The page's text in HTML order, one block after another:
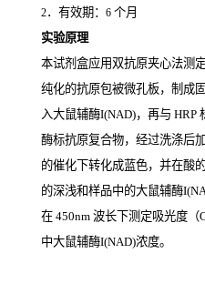
2．有效期： 6 个月
实验原理
本试剂盒应用双抗原夹心法测
纯化的抗原包被微孔板，制成
入大鼠辅酶I(NAD)，再与 HRP
酶标抗原复合物，经过洗涤后
的催化下转化成蓝色，并在酸
的深浅和样品中的大鼠辅酶
在 450nm 波长下测定吸光度（
中大鼠辅酶I(NAD)浓度。